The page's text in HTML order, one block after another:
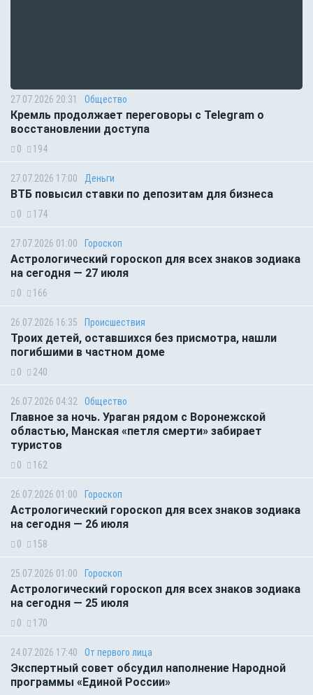
27.07.2026 20:31 Общество
Кремль продолжает переговоры с Telegram о
восстановлении доступа
0 194
27.07.2026 17:00 Деньги
ВТБ повысил ставки по депозитам для бизнеса
0 174
27.07.2026 01:00 Гороскоп
Астрологический гороскоп для всех знаков зодиака
на сегодня — 27 июля
0 166
26.07.2026 16:35 Происшествия
Троих детей, оставшихся без присмотра, нашли
погибшими в частном доме
0 240
26.07.2026 04:32 Общество
Главное за ночь. Ураган рядом с Воронежской
областью, Манская «петля смерти» забирает
туристов
0 162
26.07.2026 01:00 Гороскоп
Астрологический гороскоп для всех знаков зодиака
на сегодня — 26 июля
0 158
25.07.2026 01:00 Гороскоп
Астрологический гороскоп для всех знаков зодиака
на сегодня — 25 июля
0 170
24.07.2026 17:40 От первого лица
Экспертный совет обсудил наполнение Народной
программы «Единой России»